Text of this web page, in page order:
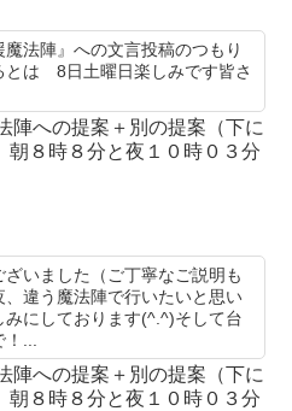
法陣』への文言投稿のつもり
は 8日土曜日楽しみです皆さ
。
陣への提案＋別の提案（下に
８時８分と夜１０時０３分
いました（ご丁寧なご説明も
違う魔法陣で行いたいと思い
みにしております(^.^)そして台
...
陣への提案＋別の提案（下に
８時８分と夜１０時０３分